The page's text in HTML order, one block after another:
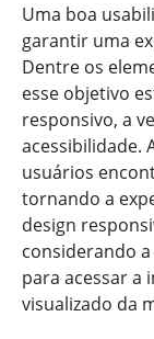
Uma boa
garantir uma
Dentre os
esse objetivo
responsivo, a
acessibilidade.
usuários
tornando a
design
considerando
para acessar a
visualizado da